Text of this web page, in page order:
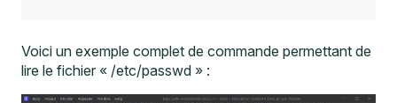
Voici un exemple complet de commande permettant de
lire le fichier « /etc/passwd » :